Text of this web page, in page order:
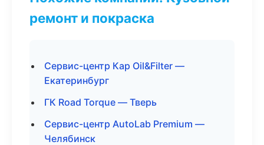
ремонт и покраска
Сервис-центр Кар Oil&Filter —
Екатеринбург
ГК Road Torque — Тверь
Сервис-центр AutoLab Premium —
Челябинск